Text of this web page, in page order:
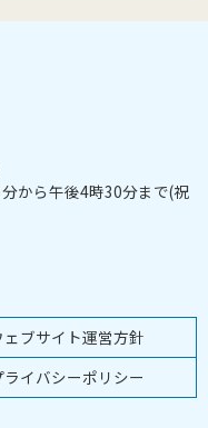
ェブサイト運営方針
ライバシーポリシー
から午後4時30分まで(祝